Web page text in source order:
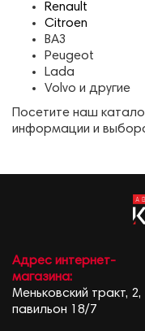
Renault
Citroen
ВАЗ
Peugeot
Lada
Volvo и другие
Посетите наш
информации и
Адрес интернет-
магазина:
Меньковский тракт, 2,
павильон 18/7